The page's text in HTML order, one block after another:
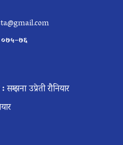
:सम्झना उप्रेती रौनियार